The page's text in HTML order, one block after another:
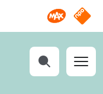
Omroep
NPO